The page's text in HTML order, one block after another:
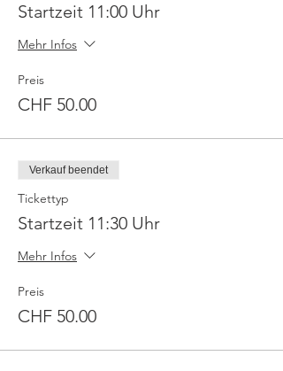
Startzeit 11:00 Uhr
Mehr Infos
Preis
CHF 50.00
Verkauf beendet
Tickettyp
Startzeit 11:30 Uhr
Mehr Infos
Preis
CHF 50.00